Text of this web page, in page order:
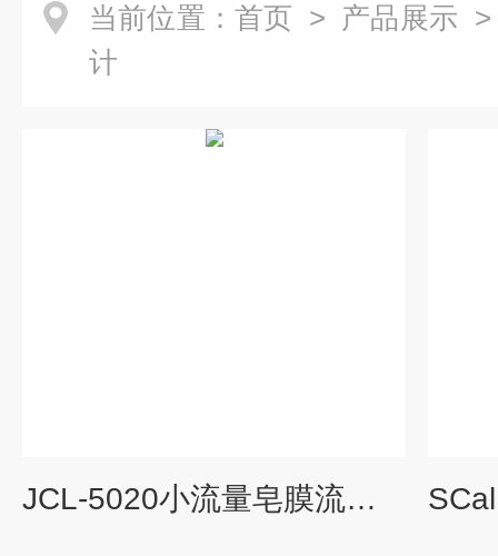
当前位置： 首页 > 产品展示
计
JCL-5020小流量皂膜流量计